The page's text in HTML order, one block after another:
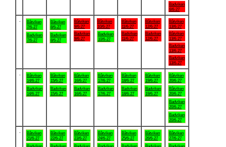
Badviken
6/6-27
Båtviken
7/6-27
Badviken
7/6-27
Båtviken
8/6-27
Badviken
8/6-27
Båtviken
9/6-27
Badviken
9/6-27
Båtviken
10/6-27
Badviken
10/6-27
Båtviken
11/6-27
Badviken
11/6-27
Båtviken
12/6-27
Badviken
12/6-27
Båtviken
13/6-27
Båtviken
13/6-27
Badviken
13/6-27
Badviken
13/6-27
Båtviken
14/6-27
Badviken
14/6-27
Båtviken
15/6-27
Badviken
15/6-27
Båtviken
16/6-27
Badviken
16/6-27
Båtviken
17/6-27
Badviken
17/6-27
Båtviken
18/6-27
Badviken
18/6-27
Båtviken
19/6-27
Badviken
19/6-27
Båtviken
20/6-27
Båtviken
20/6-27
Badviken
20/6-27
Badviken
20/6-27
Båtviken
21/6-27
Badviken
Båtviken
22/6-27
Badviken
Båtviken
23/6-27
Badviken
Båtviken
24/6-27
Badviken
Båtviken
25/6-27
Badviken
Båtviken
26/6-27
Badviken
Båtviken
27/6-27
Badviken